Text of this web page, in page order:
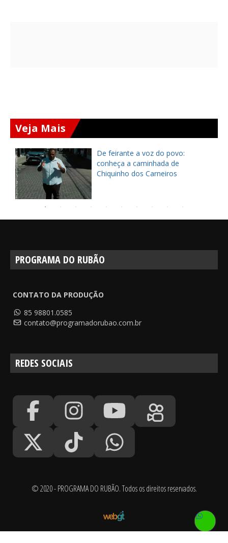
Veja Mais
De feirante a voz do povo:
conheça a caminhada de
Chiquinho dos Carneiros
PROGRAMA DO RUBÃO
CONTATO DA PRODUÇÃO
85 98801.0585
contato@programadorubao.com.br
REDES SOCIAIS
© 2020 - PROGRAMA DO RUBÃO. Todos os direitos reservados.